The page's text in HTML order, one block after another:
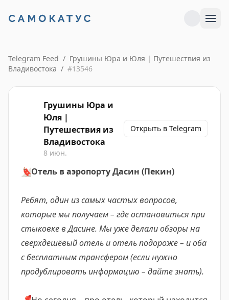
Telegram Feed / Грушины Юра и Юля | Путешествия из
Владивостока / #13546
Грушины Юра и
Юля |
Путешествия из
Владивостока
8 июн.
Открыть в Telegram
🔖Отель в аэропорту Дасин (Пекин)
Ребят, один из самых частых вопросов,
которые мы получаем – где остановиться при
стыковке в Дасине. Мы уже делали обзоры на
сверхдешёвый отель и отель подороже – и оба
с бесплатным трансфером (если нужно
продублировать информацию – дайте знать).